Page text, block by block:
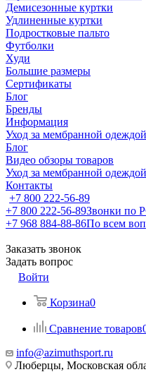
Демисезонные куртки
Удлиненные куртки
Подростковые пальто
Футболки
Худи
Большие размеры
Сертификаты
Блог
Бренды
Информация
Уход за мембранной одеждой
Блог
Видео обзоры товаров
Уход за мембранной одеждой
Контакты
+7 800 222-56-89
+7 800 222-56-89Звонки по
+7 968 884-88-86По всем
Заказать звонок
Задать вопрос
Войти
Корзина0
Сравнение товаров
info@azimuthsport.ru
Люберцы, Московская